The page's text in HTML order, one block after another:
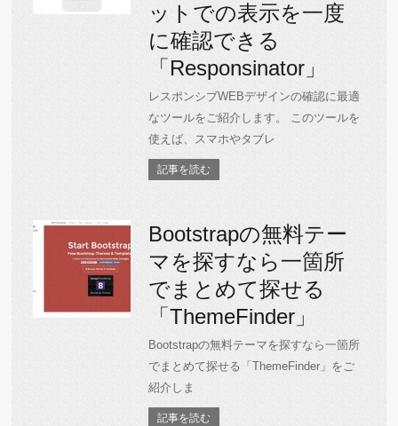
ットでの表示を一度
に確認できる
「Responsinator」
レスポンシブWEBデザインの確認に最適
なツールをご紹介します。 このツールを
使えば、スマホやタブレ
記事を読む
Bootstrapの無料テー
マを探すなら一箇所
でまとめて探せる
「ThemeFinder」
Bootstrapの無料テーマを探すなら一箇所
でまとめて探せる「ThemeFinder」をご
紹介しま
記事を読む